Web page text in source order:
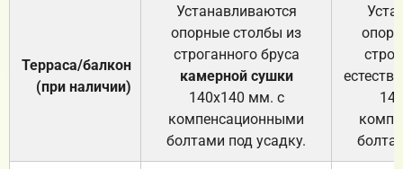
Терраса/балкон
(при наличии)
Устанавливаются
опорные столбы из
строганного бруса
камерной сушки
140х140 мм. с
компенсационными
болтами под усадку.